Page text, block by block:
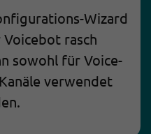
Wizard
rasch
sowohl für Voice-
verwendet